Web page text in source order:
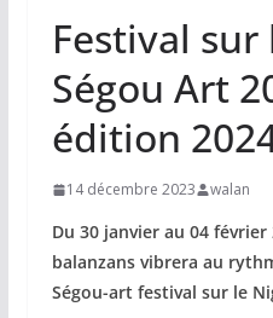
Festival
Ségou Art
édition
14 décembre 2023 walan
Du 30 janvier au 04 février
balanzans vibrera au
Ségou-art festival sur le